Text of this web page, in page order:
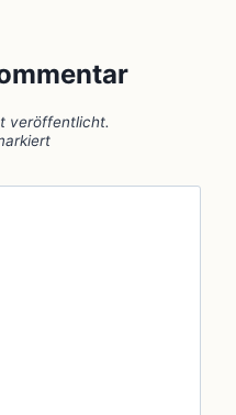
veröffentlicht.